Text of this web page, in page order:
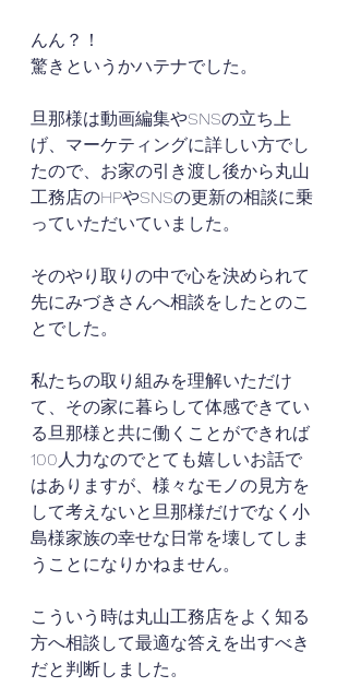
んん？！
驚きというかハテナでした。
旦那様は動画編集やSNSの立ち上
げ、マーケティングに詳しい方でし
たので、お家の引き渡し後から丸山
工務店のHPやSNSの更新の相談に乗
っていただいていました。
そのやり取りの中で心を決められて
先にみづきさんへ相談をしたとのこ
とでした。
私たちの取り組みを理解いただけ
て、その家に暮らして体感できてい
る旦那様と共に働くことができれば
100人力なのでとても嬉しいお話で
はありますが、様々なモノの見方を
して考えないと旦那様だけでなく小
島様家族の幸せな日常を壊してしま
うことになりかねません。
こういう時は丸山工務店をよく知る
方へ相談して最適な答えを出すべき
だと判断しました。